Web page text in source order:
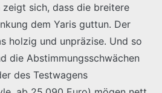
sich, dass die breitere
dem Yaris guttun. Der
holzig und unpräzise. Und so
die Abstimmungsschwächen
des Testwagens